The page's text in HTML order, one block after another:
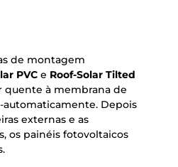
de montagem
PVCe Roof-Solar Tilted
quente à membrana de
automaticamente. Depois
externas e as
os painéis fotovoltaicos